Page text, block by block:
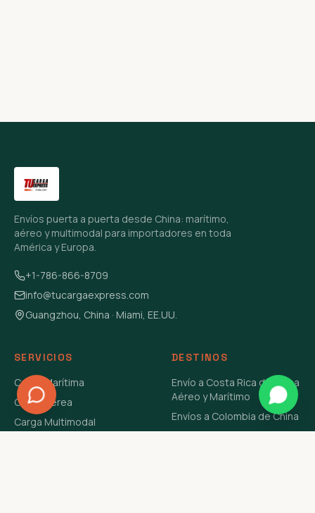
Envíos puerta a puerta desde China: marítimo,
aéreo y multimodal para importadores en toda
América y Europa.
+1-786-866-8709
info@tucargaexpress.com
Guangzhou, China · Miami, EE.UU.
SERVICIOS
Carga Marítima
Carga Aérea
Carga Multimodal
DESTINOS
Envío a Costa Rica de China
Aéreo y Marítimo
Envíos a Colombia de China